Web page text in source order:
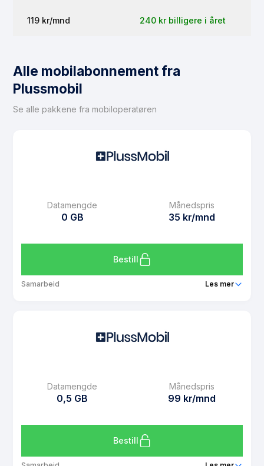
119 kr/mnd 240 kr billigere i året
Alle mobilabonnement fra
Plussmobil
Se alle pakkene fra mobiloperatøren
Datamengde
0 GB
Månedspris
35 kr/mnd
Bestill
Samarbeid Les mer
Datarollover
Les mer om PlussMobil 0 GB
Datamengde
0,5 GB
Månedspris
99 kr/mnd
Bestill